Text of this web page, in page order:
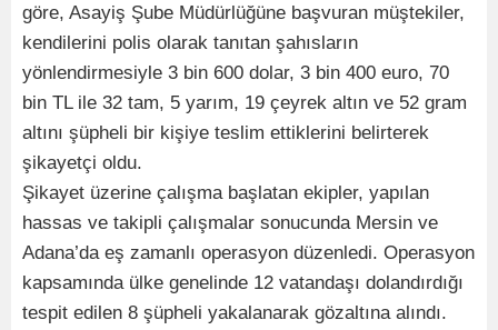
göre, Asayiş Şube Müdürlüğüne başvuran müştekiler,
kendilerini polis olarak tanıtan şahısların
yönlendirmesiyle 3 bin 600 dolar, 3 bin 400 euro, 70
bin TL ile 32 tam, 5 yarım, 19 çeyrek altın ve 52 gram
altını şüpheli bir kişiye teslim ettiklerini belirterek
şikayetçi oldu.
Şikayet üzerine çalışma başlatan ekipler, yapılan
hassas ve takipli çalışmalar sonucunda Mersin ve
Adana’da eş zamanlı operasyon düzenledi. Operasyon
kapsamında ülke genelinde 12 vatandaşı dolandırdığı
tespit edilen 8 şüpheli yakalanarak gözaltına alındı.